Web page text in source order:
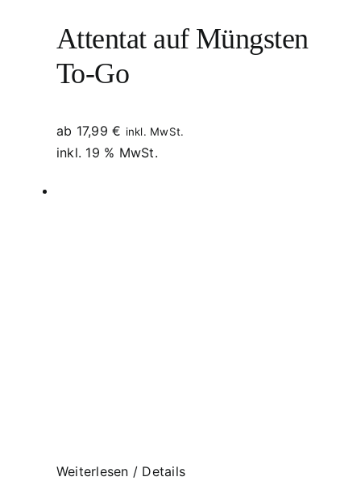
Attentat auf Müngsten
To-Go
ab 17,99€ inkl. MwSt.
inkl. 19 % MwSt.
Weiterlesen / Details